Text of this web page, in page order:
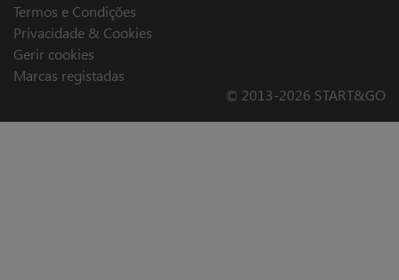
Termos e Condições
Privacidade & Cookies
Gerir cookies
Marcas registadas
© 2013-2026 START&GO